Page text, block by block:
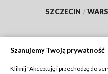
SZCZECIN /
Szanujemy Twoją prywatność
Kliknij "Akceptuję i przechodzę do